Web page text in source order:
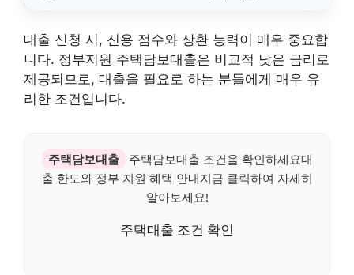
대출 신청 시, 신용 점수와 상환 능력이 매우 중요합
니다. 정부지원 주택담보대출은 비교적 낮은 금리로
제공되므로, 대출을 필요로 하는 분들에게 매우 유
리한 조건입니다.
주택담보대출
주택담보대출 조건을 확인하세요대
출 한도와 정부 지원 혜택 안내지금 클릭하여 자세히
알아보세요!
주택대출 조건 확인